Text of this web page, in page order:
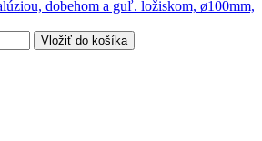
dobehom a guľ. ložiskom, ø100mm,
Vložiť do košíka